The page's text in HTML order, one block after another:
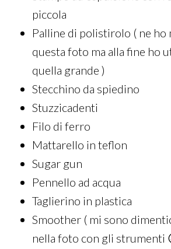
piccola
Palline di polistirolo ( ne ho
questa foto ma alla fine ho
quella grande )
Stecchino da spiedino
Stuzzicadenti
Filo di ferro
Mattarello in teflon
Sugar gun
Pennello ad acqua
Taglierino in plastica
Smoother ( mi sono
nella foto con gli strumenti